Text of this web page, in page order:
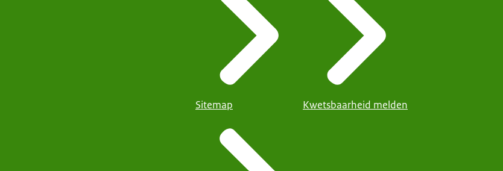
Sitemap Kwetsbaarheid melden